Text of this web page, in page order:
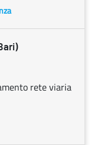
rete viaria